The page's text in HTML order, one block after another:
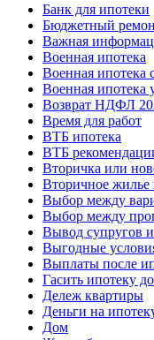
Банк для ипотеки
Бюджетный
Важная
Военная ипотека
Военная ипотека
Военная ипотека
Возврат НДФЛ
Время для работ
ВТБ ипотека
ВТБ
Вторичка или
Вторичное жилье
Выбор между
Выбор между
Вывод супругов
Выгодные
Выплаты после
Гасить ипотеку
Дележ квартиры
Деньги на
Дом